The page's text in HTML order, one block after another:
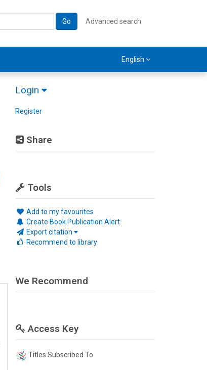
Go Advanced search
English
Login
Register
Share
Tools
Add to my favourites
Create Book Publication Alert
Export citation
Recommend to library
We Recommend
Access Key
Titles Subscribed To